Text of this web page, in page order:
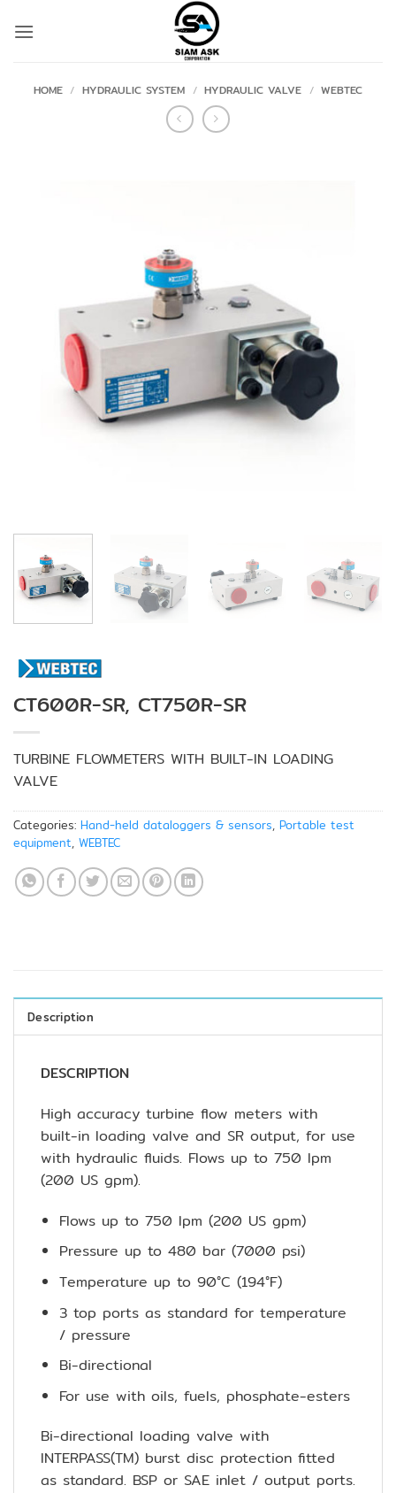
HOME / HYDRAULIC SYSTEM / HYDRAULIC VALVE / WEBTEC
CT600R-SR, CT750R-SR
TURBINE FLOWMETERS WITH BUILT-IN LOADING
VALVE
Categories: Hand-held dataloggers & sensors, Portable test
equipment, WEBTEC
Description
DESCRIPTION
High accuracy turbine flow meters with
built-in loading valve and SR output, for use
with hydraulic fluids. Flows up to 750 lpm
(200 US gpm).
Flows up to 750 lpm (200 US gpm)
Pressure up to 480 bar (7000 psi)
Temperature up to 90°C (194°F)
3 top ports as standard for temperature
/ pressure
Bi-directional
For use with oils, fuels, phosphate-esters
Bi-directional loading valve with
INTERPASS(TM) burst disc protection fitted
as standard. BSP or SAE inlet / output ports.